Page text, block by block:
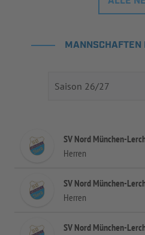
MANNSCHAFTEN
SV Nord München-
Herren
SV Nord München-
Herren
SV Nord München-